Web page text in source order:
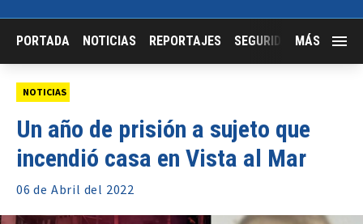
PORTADA NOTICIAS REPORTAJES SEGURIDAD JALISCO
MÁS
NOTICIAS
Un año de prisión a sujeto que
incendió casa en Vista al Mar
06 de Abril del 2022